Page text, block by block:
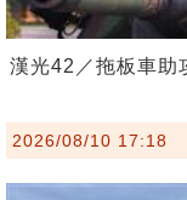
漢光42／拖板車助
2026/08/10 17:18